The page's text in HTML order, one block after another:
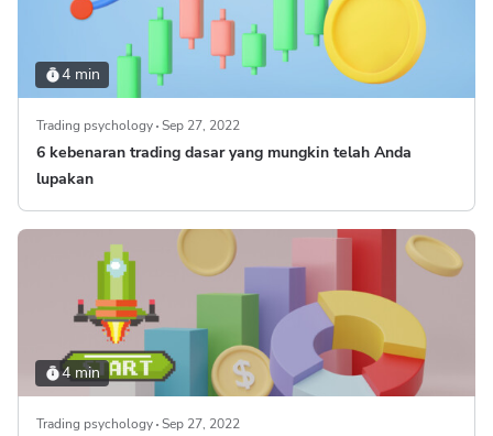
4 min
Trading psychology Sep 27, 2022
6 kebenaran trading dasar yang mungkin telah Anda
lupakan
4 min
Trading psychology Sep 27, 2022